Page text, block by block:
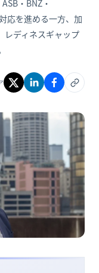
・BNZ・
応を進める一方、加
レディネスギャップ